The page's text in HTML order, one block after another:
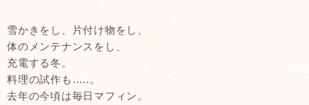
雪かきをし、片付け物をし、
体のメンテナンスをし、
充電する冬。
料理の試作も…..。
去年の今頃は毎日マフィン。